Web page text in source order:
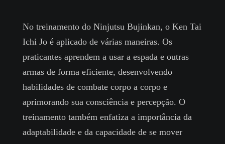
No treinamento do Ninjutsu Bujinkan, o Ken Tai
Ichi Jo é aplicado de várias maneiras. Os
praticantes aprendem a usar a espada e outras
armas de forma eficiente, desenvolvendo
habilidades de combate corpo a corpo e
aprimorando sua consciência e percepção. O
treinamento também enfatiza a importância da
adaptabilidade e da capacidade de se mover